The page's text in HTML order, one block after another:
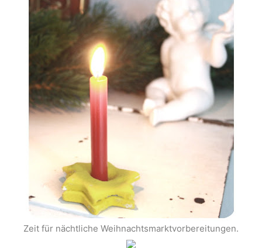
Zeit für nächtliche Weihnachtsmarktvorbereitungen.